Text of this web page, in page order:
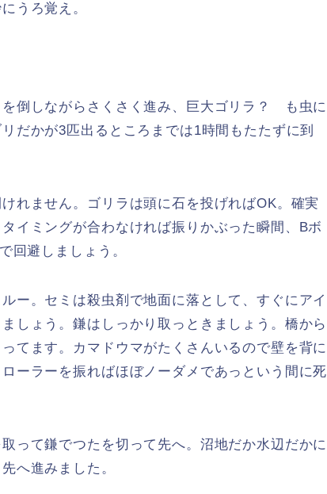
うろ覚え。
倒しながらさくさく進み、巨大ゴリラ？ も虫に
だかが3匹出るところまでは1時間もたたずに到
れません。ゴリラは頭に石を投げればOK。確実
イミングが合わなければ振りかぶった瞬間、Bボ
回避しましょう。
ー。セミは殺虫剤で地面に落として、すぐにアイ
しょう。鎌はしっかり取っときましょう。橋から
てます。カマドウマがたくさんいるので壁を背に
ーラーを振ればほぼノーダメであっという間に死
って鎌でつたを切って先へ。沼地だか水辺だかに
へ進みました。